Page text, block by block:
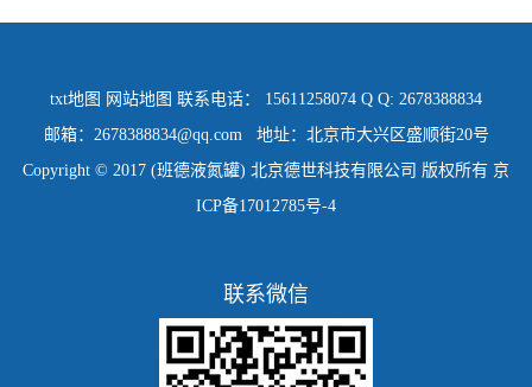
txt地图 网站地图 联系电话： 15611258074 Q Q: 2678388834
邮箱：2678388834@qq.com 地址：北京市大兴区盛顺街20号
Copyright © 2017 (班德液氮罐) 北京德世科技有限公司 版权所有 京
ICP备17012785号-4
联系微信